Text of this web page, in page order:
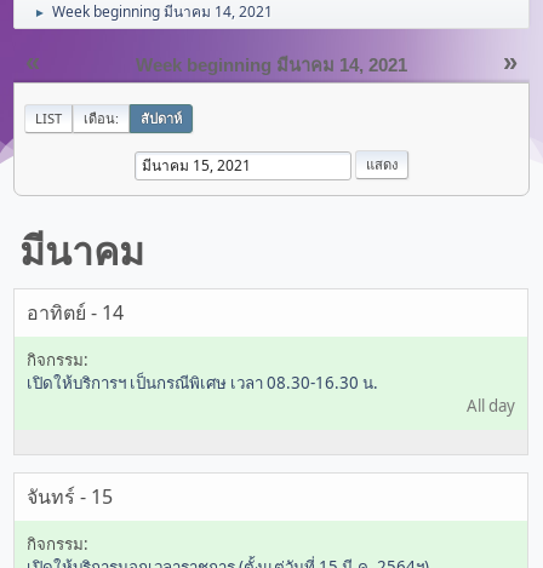
► Week beginning มีนาคม 14, 2021
« »
Week beginning มีนาคม 14, 2021
LIST เดือน: สัปดาห์
มีนาคม
อาทิตย์ - 14
เปิดให้บริการฯ เป็นกรณีพิเศษ เวลา 08.30-16.30 น.
All day
จันทร์ - 15